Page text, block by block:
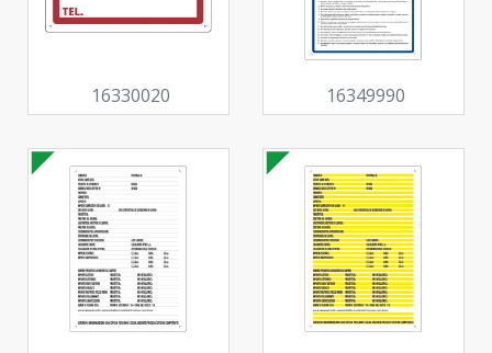
16330020 16349990